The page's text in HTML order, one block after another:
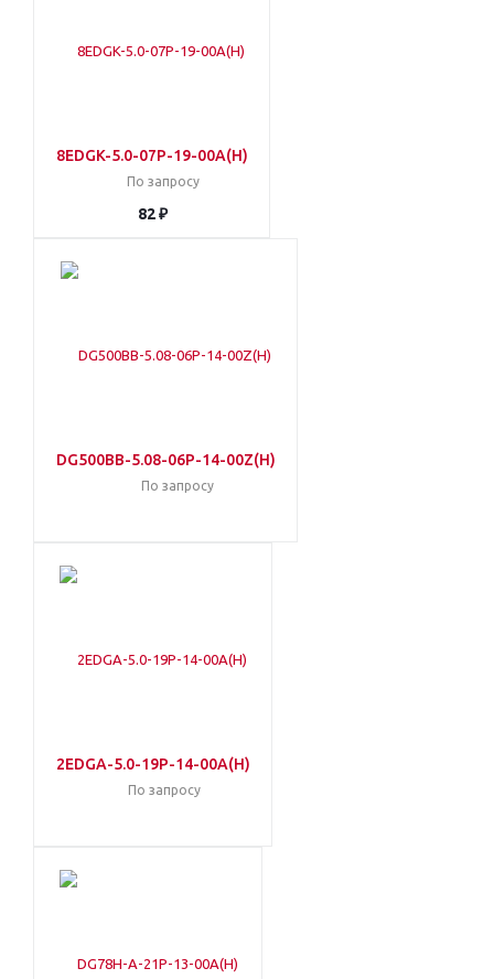
8EDGK-5.0-07P-19-00A(H)
По запросу
82 ₽
DG500BB-5.08-06P-14-00Z(H)
По запросу
2EDGA-5.0-19P-14-00A(H)
По запросу